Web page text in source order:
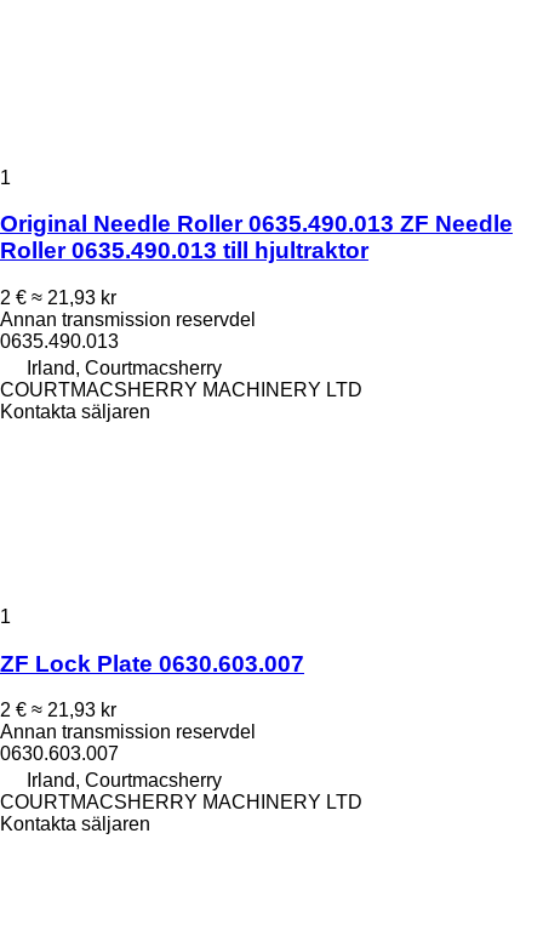
1
Original Needle Roller 0635.490.013 ZF Needle
Roller 0635.490.013 till hjultraktor
2 € ≈ 21,93 kr
Annan transmission reservdel
0635.490.013
Irland, Courtmacsherry
COURTMACSHERRY MACHINERY LTD
Kontakta säljaren
1
ZF Lock Plate 0630.603.007
2 € ≈ 21,93 kr
Annan transmission reservdel
0630.603.007
Irland, Courtmacsherry
COURTMACSHERRY MACHINERY LTD
Kontakta säljaren